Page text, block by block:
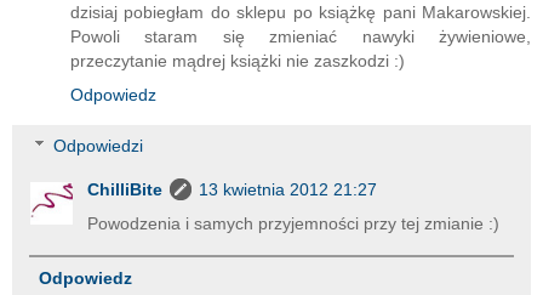
dzisiaj pobiegłam do sklepu po książkę pani Makarowskiej.
Powoli staram się zmieniać nawyki żywieniowe,
przeczytanie mądrej książki nie zaszkodzi :)
Odpowiedz
Odpowiedzi
ChilliBite
13 kwietnia 2012 21:27
Powodzenia i samych przyjemności przy tej zmianie :)
Odpowiedz